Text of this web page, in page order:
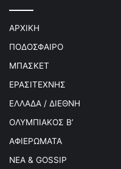
ΑΡΧΙΚΗ
ΠΟΔΟΣΦΑΙΡΟ
ΜΠΑΣΚΕΤ
ΕΡΑΣΙΤΕΧΝΗΣ
ΕΛΛΑΔΑ / ΔΙΕΘΝΗ
ΟΛΥΜΠΙΑΚΟΣ Β’
ΑΦΙΕΡΩΜΑΤΑ
ΝΕΑ & GOSSIP